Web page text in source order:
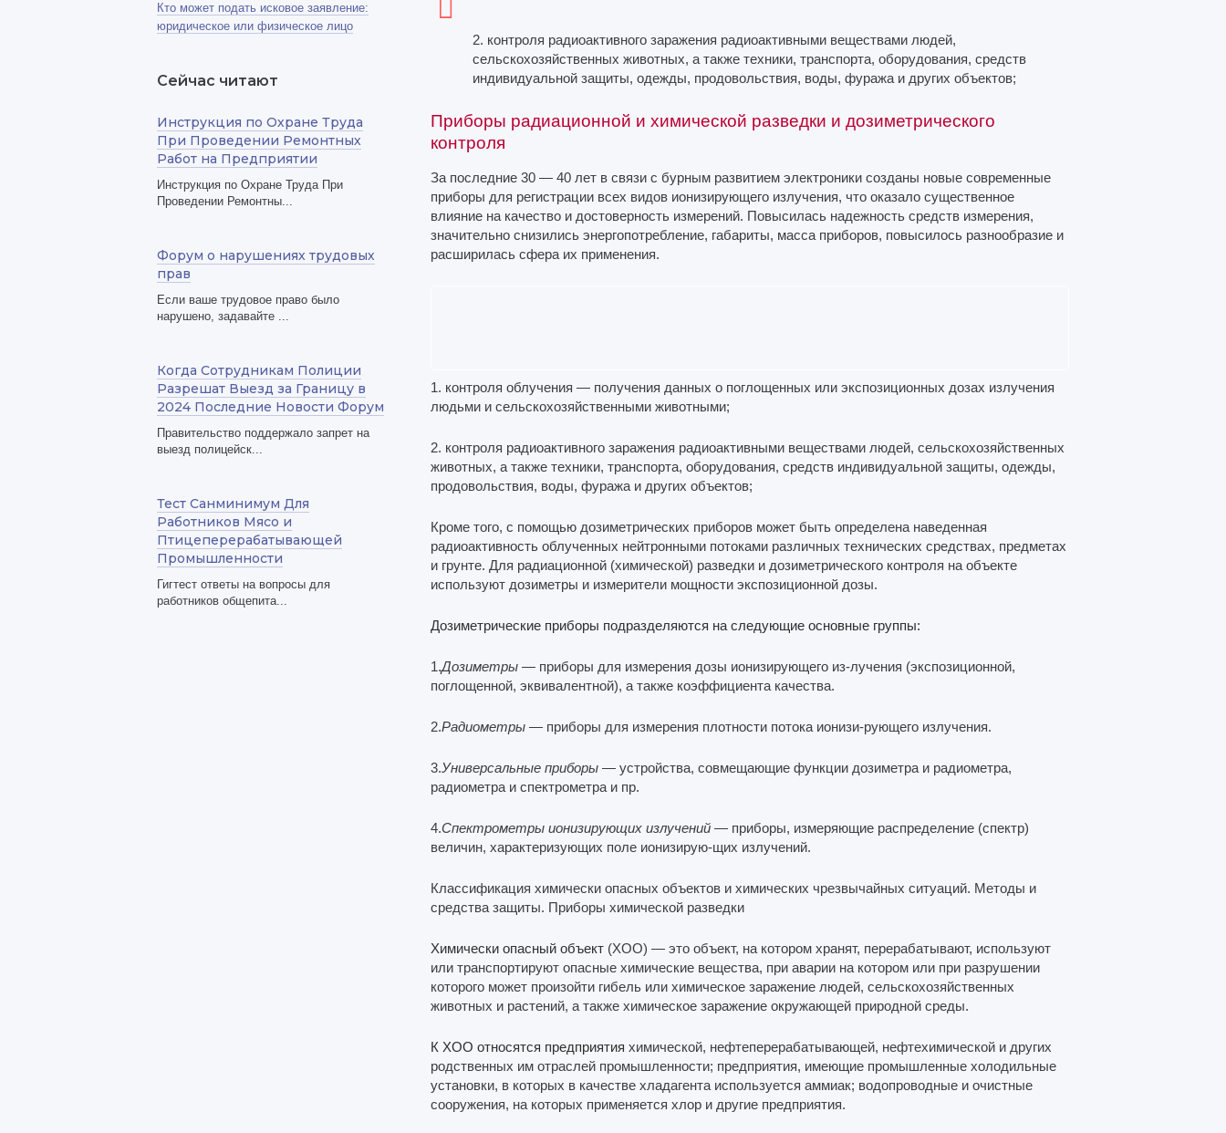
2. контроля радиоактивного заражения радиоактивными веществами людей,
сельскохозяйственных животных, а также техники, транспорта, оборудования, средств
индивидуальной защиты, одежды, продовольствия, воды, фуража и других объектов;
Приборы радиационной и химической разведки и дозиметрического
контроля
За последние 30 — 40 лет в связи с бурным развитием электроники созданы новые современные
приборы для регистрации всех видов ионизирующего излучения, что оказало существенное
влияние на качество и достоверность измерений. Повысилась надежность средств измерения,
значительно снизились энергопотребление, габариты, масса приборов, повысилось разнообразие и
расширилась сфера их применения.
1. контроля облучения — получения данных о поглощенных или экспозиционных дозах излучения
людьми и сельскохозяйственными животными;
2. контроля радиоактивного заражения радиоактивными веществами людей, сельскохозяйственных
животных, а также техники, транспорта, оборудования, средств индивидуальной защиты, одежды,
продовольствия, воды, фуража и других объектов;
Кроме того, с помощью дозиметрических приборов может быть определена наведенная
радиоактивность облученных нейтронными потоками различных технических средствах, предметах
и грунте. Для радиационной (химической) разведки и дозиметрического контроля на объекте
используют дозиметры и измерители мощности экспозиционной дозы.
Дозиметрические приборы подразделяются на следующие основные группы:
1.Дозиметры — приборы для измерения дозы ионизирующего из-лучения (экспозиционной,
поглощенной, эквивалентной), а также коэффициента качества.
2.Радиометры — приборы для измерения плотности потока ионизи-рующего излучения.
3.Универсальные приборы — устройства, совмещающие функции дозиметра и радиометра,
радиометра и спектрометра и пр.
4.Спектрометры ионизирующих излучений — приборы, измеряющие распределение (спектр)
величин, характеризующих поле ионизирую-щих излучений.
Классификация химически опасных объектов и химических чрезвычайных ситуаций. Методы и
средства защиты. Приборы химической разведки
Химически опасный объект (ХОО) — это объект, на котором хранят, перерабатывают, используют
или транспортируют опасные химические вещества, при аварии на котором или при разрушении
которого может произойти гибель или химическое заражение людей, сельскохозяйственных
животных и растений, а также химическое заражение окружающей природной среды.
К ХОО относятся предприятия химической, нефтеперерабатывающей, нефтехимической и других
родственных им отраслей промышленности; предприятия, имеющие промышленные холодильные
установки, в которых в качестве хладагента используется аммиак; водопроводные и очистные
сооружения, на которых применяется хлор и другие предприятия.
Кто может подать исковое заявление:
юридическое или физическое лицо
Сейчас читают
Инструкция по Охране Труда
При Проведении Ремонтных
Работ на Предприятии
Инструкция по Охране Труда При
Проведении Ремонтны...
Форум о нарушениях трудовых
прав
Если ваше трудовое право было
нарушено, задавайте ...
Когда Сотрудникам Полиции
Разрешат Выезд за Границу в
2024 Последние Новости Форум
Правительство поддержало запрет на
выезд полицейск...
Тест Санминимум Для
Работников Мясо и
Птицеперерабатывающей
Промышленности
Гигтест ответы на вопросы для
работников общепита...